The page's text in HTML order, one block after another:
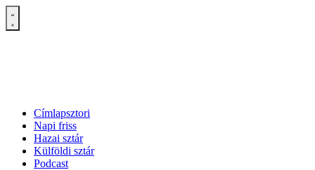
Címlapsztori
Napi friss
Hazai sztár
Külföldi sztár
Podcast